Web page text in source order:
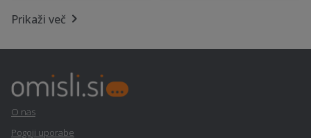
Računalništvo in IT
Obdelava kovin in
ključavničarstvo - Gornji-
Prikaži več
O nas
Pogoji uporabe